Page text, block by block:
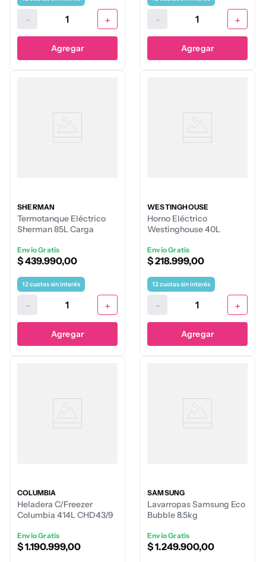
- +
Agregar
- +
Agregar
SHERMAN
Termotanque Eléctrico
Sherman 85L Carga
Envio Gratis
$439.990,00
12cuotas sin interés
- +
Agregar
WESTINGHOUSE
Horno Eléctrico
Westinghouse 40L
Envio Gratis
$218.999,00
12cuotas sin interés
- +
Agregar
COLUMBIA
Heladera C/Freezer
Columbia 414L CHD43/9
Envio Gratis
$1.190.999,00
SAMSUNG
Lavarropas Samsung Eco
Bubble 8.5kg
Envio Gratis
$1.249.900,00